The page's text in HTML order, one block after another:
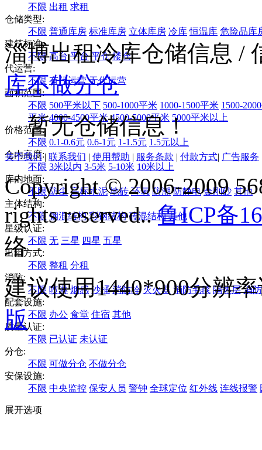
不限 出租 求租
仓储类型:
不限 普通库房 标准库房 立体库房 冷库 恒温库 危险品库
建筑标准:
不限 高台 平台 平仓 楼仓
代运营:
不限 有代运营 无代运营
面积范围:
不限 500平米以下 500-1000平米 1000-1500平米 1500-
平米 4000-4500平米 4500-5000平米 5000平米以上
价格范围:
不限 0.1-0.6元 0.6-1元 1-1.5元 1.5元以上
仓内高度:
不限 3米以内 3-5米 5-10米 10米以上
库内地面:
不限 防尘 高标水泥 地砖 环氧 防潮 防静电 金刚砂 其他
主体结构:
不限 钢混结构 彩钢结构 砖混结构 其他
星级认证:
不限 无 三星 四星 五星
出租方式:
不限 整租 分租
消防:
不限 喷淋 烟感 沙桶 消防栓 灭火器 消防毛毯 隔热层 消
配套设施:
不限 办公 食堂 住宿 其他
质量认证:
不限 已认证 未认证
分仓:
不限 可做分仓 不做分仓
安保设施:
不限 中央监控 保安人员 警钟 全球定位 红外线 连线报警
展开选项
淄博出租冷库仓储信息 /
库不做分仓
暂无仓储信息！
关于我们| 联系我们 | 使用帮助 | 服务条款 | 付款方式| 广告服务
Copyright © 2006-2009
rights reserved..鲁ICP备
络
建议使用1440*900分辨
版